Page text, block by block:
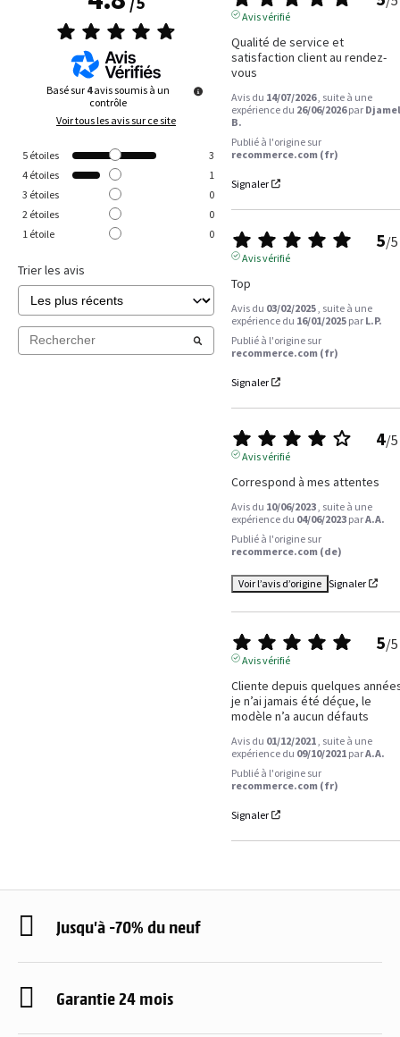
Basé sur 4 avis soumis à un
contrôle
Voir tous les avis sur ce site
5 étoiles
3
4 étoiles
1
3 étoiles
0
2 étoiles
0
1 étoile 0
Trier les avis
Avis vérifié
Qualité de service et
satisfaction client au rendez-
vous
Avis du 14/07/2026 , suite à une
expérience du 26/06/2026 par Djamel
B.
Publié à l'origine sur
recommerce.com (fr)
Signaler
5/5
Avis vérifié
Top
Avis du 03/02/2025 , suite à une
expérience du 16/01/2025 par L.P.
Publié à l'origine sur
recommerce.com (fr)
Signaler
4/5
Avis vérifié
Correspond à mes attentes
Avis du 10/06/2023 , suite à une
expérience du 04/06/2023 parA.A.
Publié à l'origine sur
recommerce.com (de)
Voir l’avis d’origine Signaler
5/5
Avis vérifié
Cliente depuis quelques
je n’ai jamais été déçue, le
modèle n’a aucun défauts
Avis du 01/12/2021 , suite à une
expérience du 09/10/2021 parA.A.
Publié à l'origine sur
recommerce.com (fr)
Signaler
Jusqu'à -70% du neuf
Garantie 24 mois